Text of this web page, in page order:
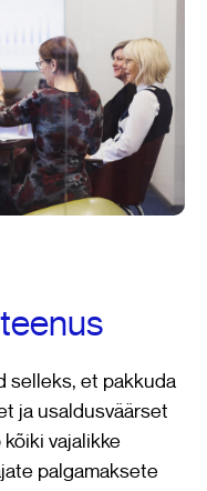
selleks, et pakkuda
ja usaldusväärset
vajalikke
palgamaksete